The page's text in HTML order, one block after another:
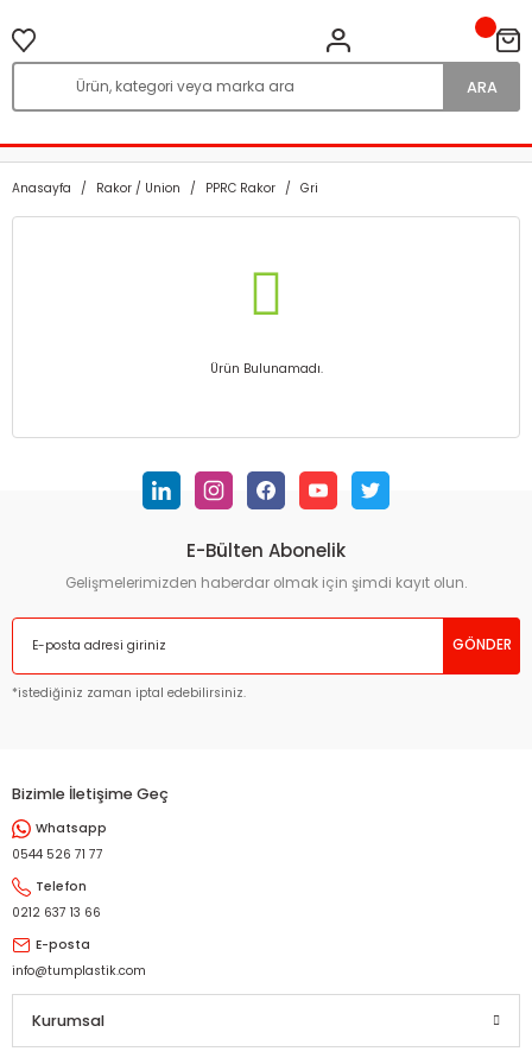
ARA
Anasayfa Rakor / Union PPRC Rakor Gri
Ürün Bulunamadı.
E-Bülten Abonelik
Gelişmelerimizden haberdar olmak için şimdi kayıt olun.
GÖNDER
*istediğiniz zaman iptal edebilirsiniz.
Bizimle İletişime Geç
Whatsapp
0544 526 71 77
Telefon
0212 637 13 66
E-posta
info@tumplastik.com
Kurumsal